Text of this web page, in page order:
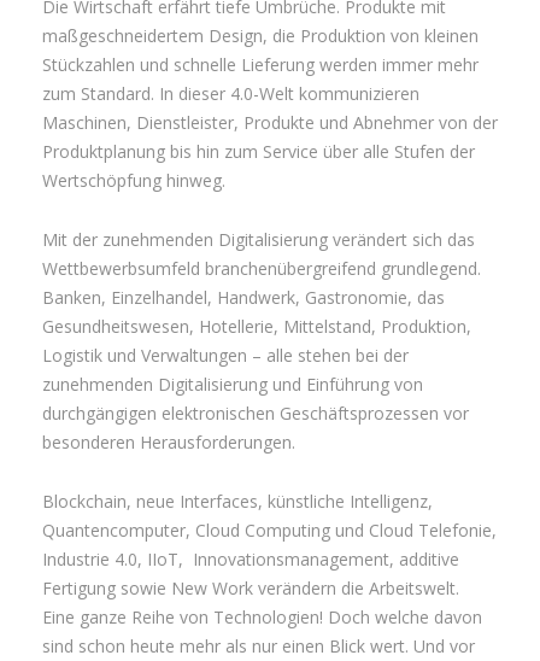
Die Wirtschaft erfährt tiefe Umbrüche. Produkte mit
maßgeschneidertem Design, die Produktion von kleinen
Stückzahlen und schnelle Lieferung werden immer mehr
zum Standard. In dieser 4.0-Welt kommunizieren
Maschinen, Dienstleister, Produkte und Abnehmer von der
Produktplanung bis hin zum Service über alle Stufen der
Wertschöpfung hinweg.
Mit der zunehmenden Digitalisierung verändert sich das
Wettbewerbsumfeld branchenübergreifend grundlegend.
Banken, Einzelhandel, Handwerk, Gastronomie, das
Gesundheitswesen, Hotellerie, Mittelstand, Produktion,
Logistik und Verwaltungen – alle stehen bei der
zunehmenden Digitalisierung und Einführung von
durchgängigen elektronischen Geschäftsprozessen vor
besonderen Herausforderungen.
Blockchain, neue Interfaces, künstliche Intelligenz,
Quantencomputer, Cloud Computing und Cloud Telefonie,
Industrie 4.0, IIoT, Innovationsmanagement, additive
Fertigung sowie New Work verändern die Arbeitswelt.
Eine ganze Reihe von Technologien! Doch welche davon
sind schon heute mehr als nur einen Blick wert. Und vor